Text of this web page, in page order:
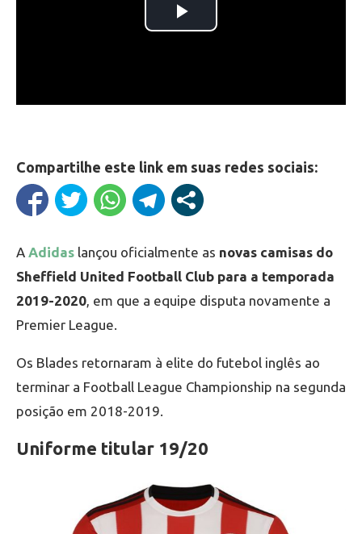
Compartilhe este link em suas redes sociais:
A Adidas lançou oficialmente as novas camisas do
Sheffield United Football Club para a temporada
2019-2020 , em que a equipe disputa novamente a
Premier League.
Os Blades retornaram à elite do futebol inglês ao
terminar a Football League Championship na segunda
posição em 2018-2019.
Uniforme titular 19/20